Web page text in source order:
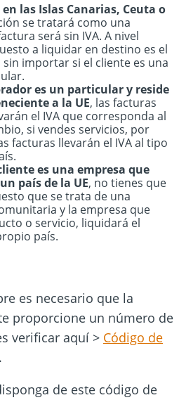
las Islas Canarias, Ceuta o
se tratará como una
será sin IVA. A nivel
a liquidar en destino es el
sin importar si el cliente es una
es un particular y reside
a la UE, las facturas
el IVA que corresponda al
si vendes servicios, por
facturas llevarán el IVA al tipo
es una empresa que
país de la UE, no tienes que
que se trata de una
y la empresa que
o servicio, liquidará el
país.
es necesario que la
proporcione un número de
verificar aquí > Código de
.
de este código de